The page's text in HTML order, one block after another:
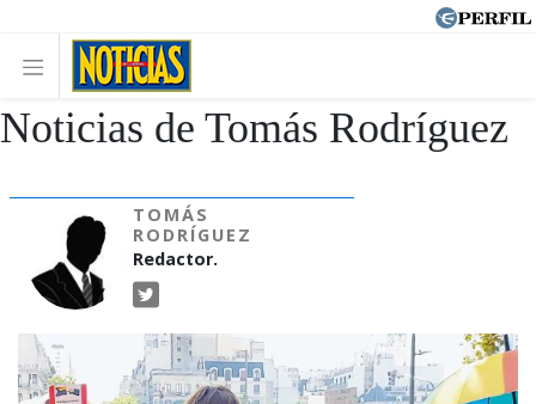
Noticias de Tomás Rodríguez
TOMÁS
RODRÍGUEZ
Redactor.